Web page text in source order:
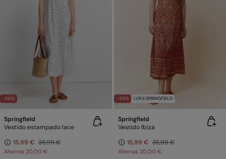
-56%
Springfield
Vestido estampado lace
15,99 € 35,99 €
Ahorras 20,00 €
-56% LVR X SPRINGFIELD
Springfield
Vestido Ibiza
15,99 € 35,99 €
Ahorras 20,00 €